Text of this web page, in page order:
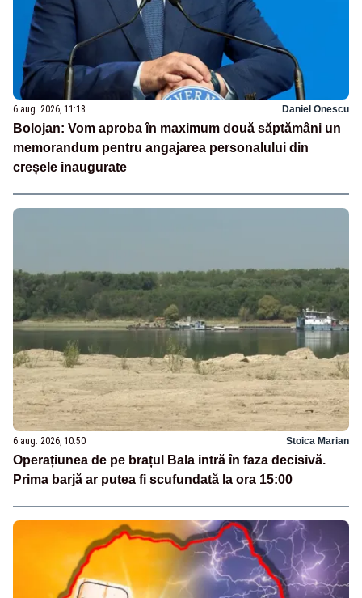
6 aug. 2026, 11:18 Daniel Onescu
Bolojan: Vom aproba în maximum două săptămâni un
memorandum pentru angajarea personalului din
creșele inaugurate
6 aug. 2026, 10:50 Stoica Marian
Operațiunea de pe brațul Bala intră în faza decisivă.
Prima barjă ar putea fi scufundată la ora 15:00